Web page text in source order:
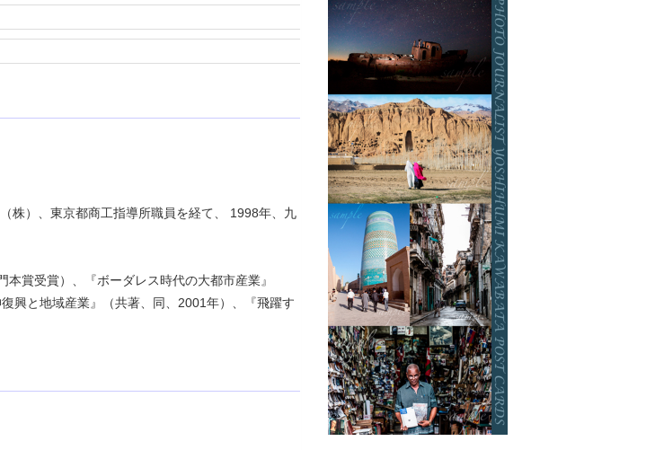
株）、東京都商工指導所職員を経て、 1998年、九
賞受賞）、『ボーダレス時代の大都市産業』
興と地域産業』（共著、同、2001年）、『飛躍す